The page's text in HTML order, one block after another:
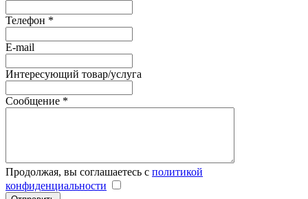
Телефон *
E-mail
Интересующий товар/услуга
Сообщение *
Продолжая, вы соглашаетесь с политикой
конфиденциальности